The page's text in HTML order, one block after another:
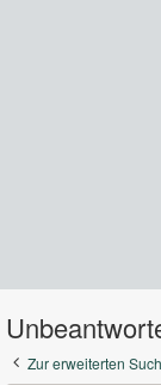
Zur erweiterten